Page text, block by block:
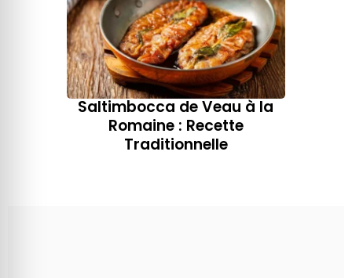
Saltimbocca de Veau à la
Romaine : Recette
Traditionnelle